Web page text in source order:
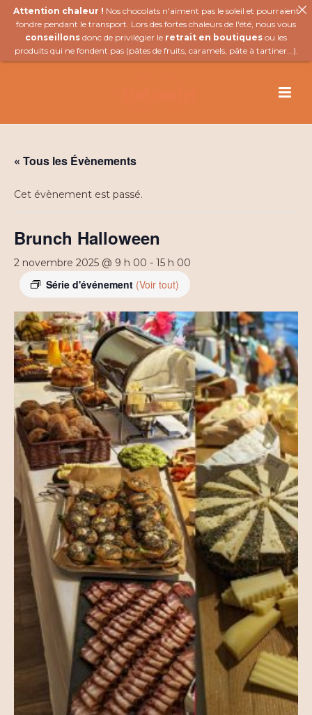
« Tous les Évènements
Cet évènement est passé.
Brunch Halloween
2 novembre 2025 @ 9 h 00 - 15 h 00
Série d'événement (Voir tout)
Attention chaleur ! Nos chocolats n'aiment pas le soleil et pourraient
fondre pendant le transport. Lors des fortes chaleurs de l'été, nous vous
conseillons donc de privilégier le retrait en boutiques ou les
produits qui ne fondent pas (pâtes de fruits, caramels, pâte à tartiner...).